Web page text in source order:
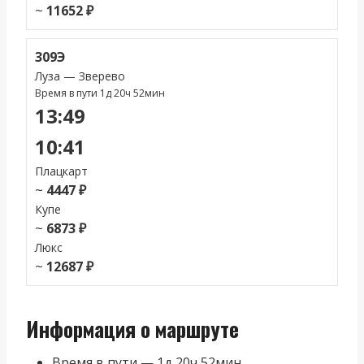
~ 11652 ₽
309Э
Луза — Зверево
Время в пути 1д 20ч 52мин
13:49
10:41
Плацкарт
~ 4447 ₽
Купе
~ 6873 ₽
Люкс
~ 12687 ₽
Информация о маршруте